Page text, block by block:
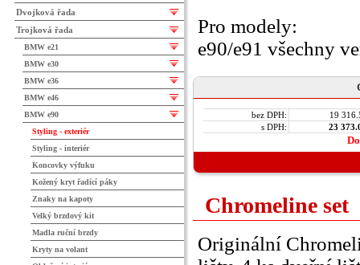
Pro modely:
e90/e91 všechny
bez DPH:
19
s DPH:
23
Chromeline set
Originální
Dvojková řada
Trojková řada
BMW e21
BMW e30
BMW e36
BMW e46
BMW e90
Styling - exteriér
Styling - interiér
Koncovky výfuku
Kožený kryt řadící páky
Znaky na kapoty
Velký brzdový kit
Madla ruční brzdy
Kryty na volant